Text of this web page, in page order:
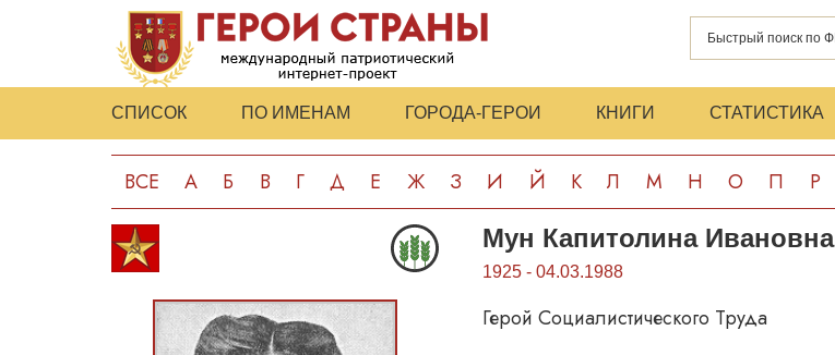
СПИСОК ПО ИМЕНАМ ГОРОДА-ГЕРОИ КНИГИ СТАТИСТИКА
ВСЕ А Б В Г Д Е Ж З И Й К Л М Н О П Р
Мун Капитолина Ивановна
1925 - 04.03.1988
Герой Социалистического Труда